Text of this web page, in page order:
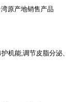
原产地销售产品
机能,调节皮脂分泌、